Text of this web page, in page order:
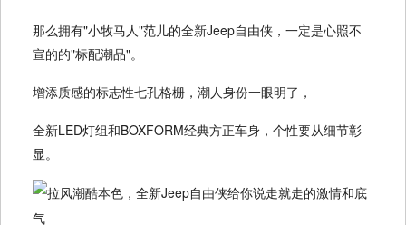
那么拥有"小牧马人"范儿的全新Jeep自由侠，一定是心照不
宣的的"标配潮品"。
增添质感的标志性七孔格栅，潮人身份一眼明了，
全新LED灯组和BOXFORM经典方正车身，个性要从细节彰
显。